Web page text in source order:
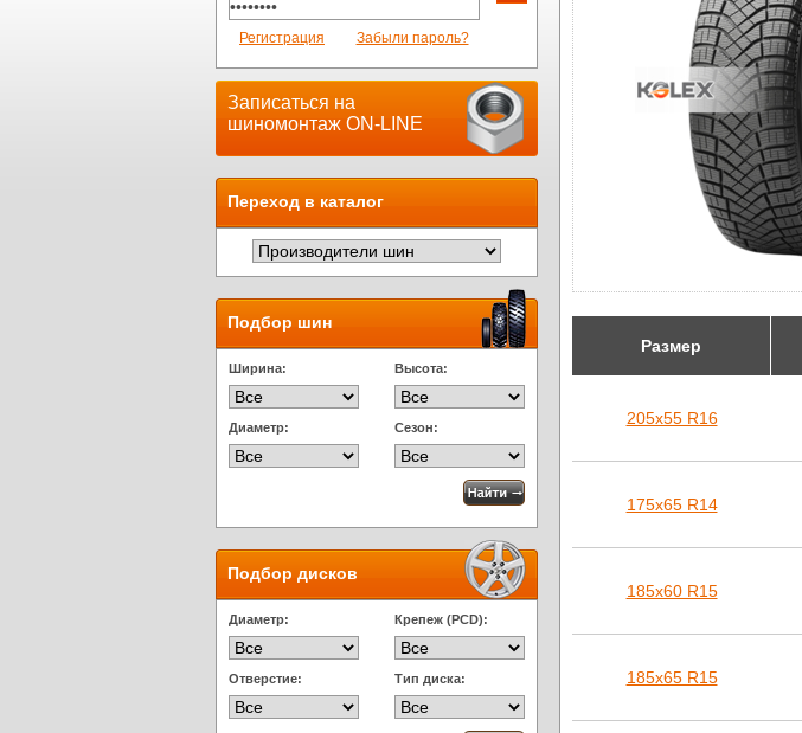
Регистрация Забыли пароль?
Записаться на
шиномонтаж ON-LINE
Переход в каталог
Подбор шин
Ширина: Высота:
Диаметр: Сезон:
Подбор дисков
Диаметр: Крепеж (PCD):
Отверстие: Тип диска:
Размер
205х55 R16
175х65 R14
185х60 R15
185х65 R15